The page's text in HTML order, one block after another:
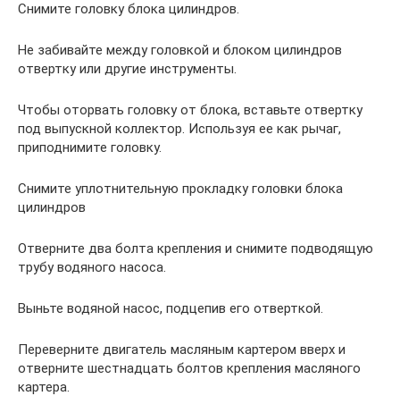
Снимите головку блока цилиндров.
Не забивайте между головкой и блоком цилиндров
отвертку или другие инструменты.
Чтобы оторвать головку от блока, вставьте отвертку
под выпускной коллектор. Используя ее как рычаг,
приподнимите головку.
Снимите уплотнительную прокладку головки блока
цилиндров
Отверните два болта крепления и снимите подводящую
трубу водяного насоса.
Выньте водяной насос, подцепив его отверткой.
Переверните двигатель масляным картером вверх и
отверните шестнадцать болтов крепления масляного
картера.